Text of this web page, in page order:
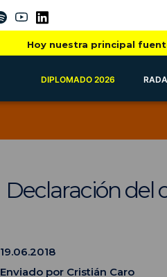
Hoy nuestra principal
DIPLOMADO 2026
Declaración del
19.06.2018
Enviado por Cristián Caro